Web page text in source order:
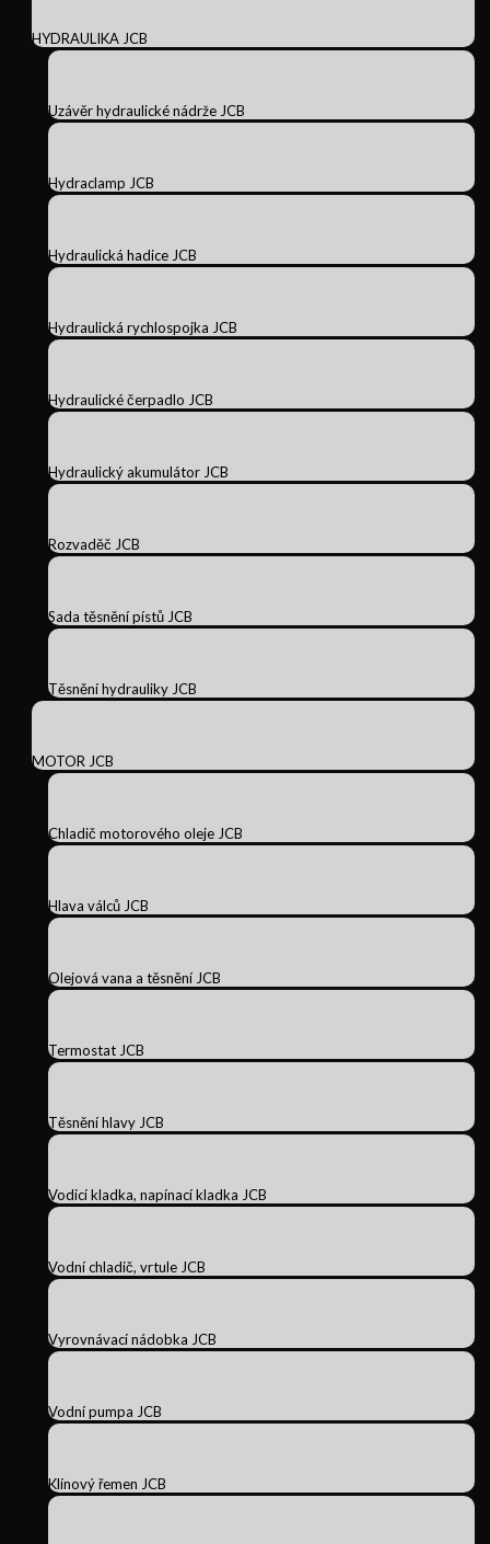
HYDRAULIKA JCB
Uzávěr hydraulické nádrže JCB
Hydraclamp JCB
Hydraulická hadice JCB
Hydraulická rychlospojka JCB
Hydraulické čerpadlo JCB
Hydraulický akumulátor JCB
Rozvaděč JCB
Sada těsnění pístů JCB
Těsnění hydrauliky JCB
MOTOR JCB
Chladič motorového oleje JCB
Hlava válců JCB
Olejová vana a těsnění JCB
Termostat JCB
Těsnění hlavy JCB
Vodicí kladka, napínací kladka JCB
Vodní chladič, vrtule JCB
Vyrovnávací nádobka JCB
Vodní pumpa JCB
Klínový řemen JCB